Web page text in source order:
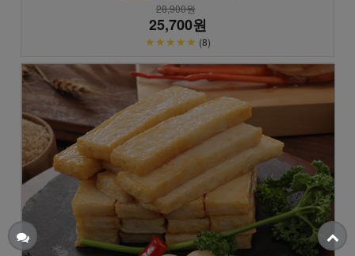
28,900원
25,700원
★★★★★ (8)